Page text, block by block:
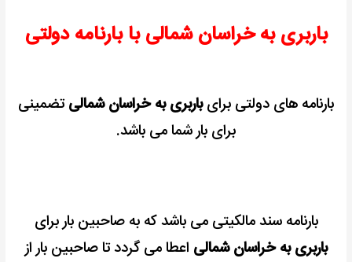
باربری به خراسان شمالی با بارنامه دولتی
بارنامه های دولتی برایباربری به خراسان شمالیتضمینی
برای بار شما می باشد.
بارنامه سند مالکیتی می باشد که به صاحبین بار برای
باربری به خراسان شمالی اعطا می گردد تا صاحبین بار از